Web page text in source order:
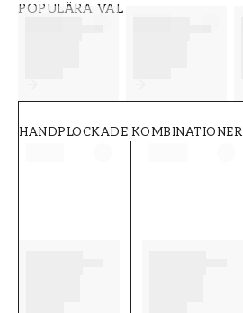
POPULÄRA VAL
HANDPLOCKADE KOMBINATIONER